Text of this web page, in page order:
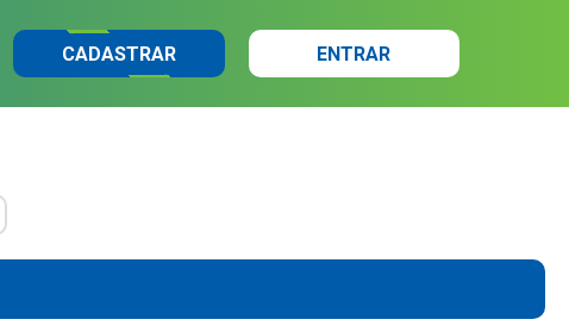
CADASTRAR ENTRAR